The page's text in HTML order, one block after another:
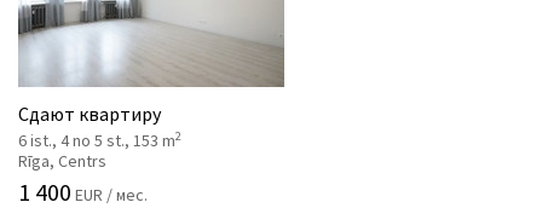
Сдают квартиру
6 ist., 4 no 5 st., 153 m2
Rīga, Centrs
1 400 EUR / мес.